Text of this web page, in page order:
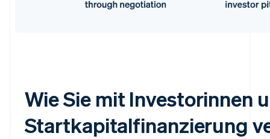
Wie Sie mit Investorinnen
Startkapitalfinanzierung